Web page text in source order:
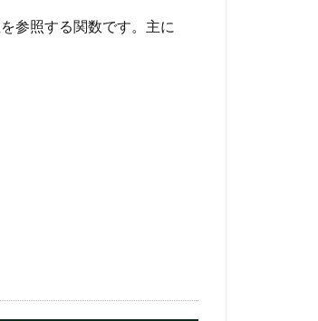
参照する関数です。主に